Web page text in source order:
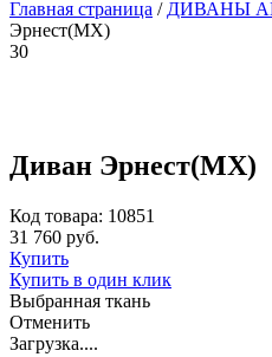
Главная страница / ДИВАНЫ
Эрнест(МХ)
30
Диван Эрнест(МХ)
Код товара: 10851
31 760 руб.
Купить
Купить в один клик
Выбранная ткань
Отменить
Загрузка....